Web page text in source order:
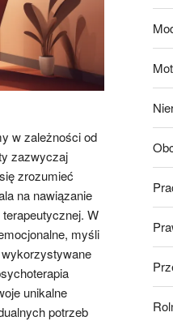
w zależności od
zazwyczaj
zrozumieć
na nawiązanie
W
myśli
unikalne
potrzeb